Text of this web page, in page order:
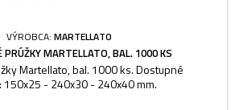
VÝROBCA: MARTELLATO
PRÚŽKY MARTELLATO, BAL. 1000 KS
Martellato, bal. 1000 ks. Dostupné
- 240x30 - 240x40 mm.